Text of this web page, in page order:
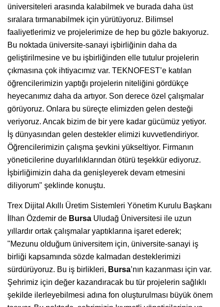
üniversiteleri arasında kalabilmek ve burada daha üst
sıralara tırmanabilmek için yürütüyoruz. Bilimsel
faaliyetlerimiz ve projelerimize de hep bu gözle bakıyoruz.
Bu noktada üniversite-sanayi işbirliğinin daha da
geliştirilmesine ve bu işbirliğinden elle tutulur projelerin
çıkmasına çok ihtiyacımız var. TEKNOFEST’e katılan
öğrencilerimizin yaptığı projelerin niteliğini gördükçe
heyecanımız daha da artıyor. Son derece özel çalışmalar
görüyoruz. Onlara bu süreçte elimizden gelen desteği
veriyoruz. Ancak bizim de bir yere kadar gücümüz yetiyor.
İş dünyasından gelen destekler elimizi kuvvetlendiriyor.
Öğrencilerimizin çalışma şevkini yükseltiyor. Firmanın
yöneticilerine duyarlılıklarından ötürü teşekkür ediyoruz.
İşbirliğimizin daha da genişleyerek devam etmesini
diliyorum" şeklinde konuştu.
Trex Dijital Akıllı Üretim Sistemleri Yönetim Kurulu Başkanı
İlhan Özdemir de Bursa Uludağ Üniversitesi ile uzun
yıllardır ortak çalışmalar yaptıklarına işaret ederek;
"Mezunu olduğum üniversitem için, üniversite-sanayi iş
birliği kapsamında sözde kalmadan desteklerimizi
sürdürüyoruz. Bu iş birlikleri, Bursa’nın kazanması için var.
Şehrimiz için değer kazandıracak bu tür projelerin sağlıklı
şekilde ilerleyebilmesi adına fon oluşturulması büyük önem